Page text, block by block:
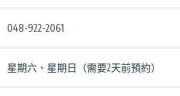
048-922-2061
星期六、星期日（需要2天前預約）